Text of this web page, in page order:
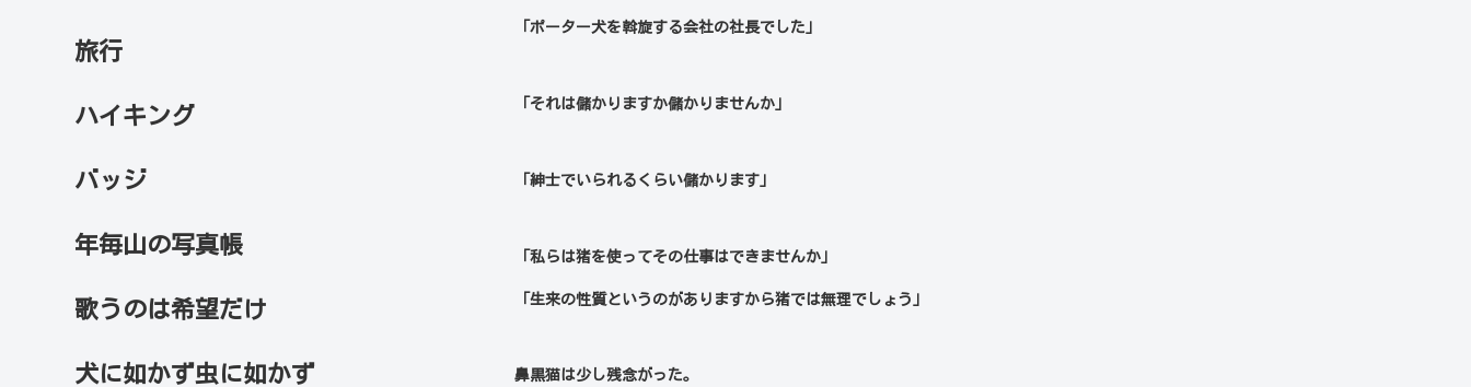
「ポーター犬を斡旋する会社の社長でした」
「それは儲かりますか儲かりませんか」
「紳士でいられるくらい儲かります」
「私らは猪を使ってその仕事はできませんか」
「生来の性質というのがありますから猪では無理でしょう」
鼻黒猫は少し残念がった。
旅行
ハイキング
バッジ
年毎山の写真帳
歌うのは希望だけ
犬に如かず虫に如かず